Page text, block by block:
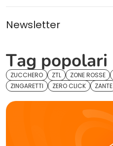
Newsletter
Tag popolari
ZUCCHERO ZTL ZONE ROSSE
ZINGARETTI
ZERO CLICK ZANTE